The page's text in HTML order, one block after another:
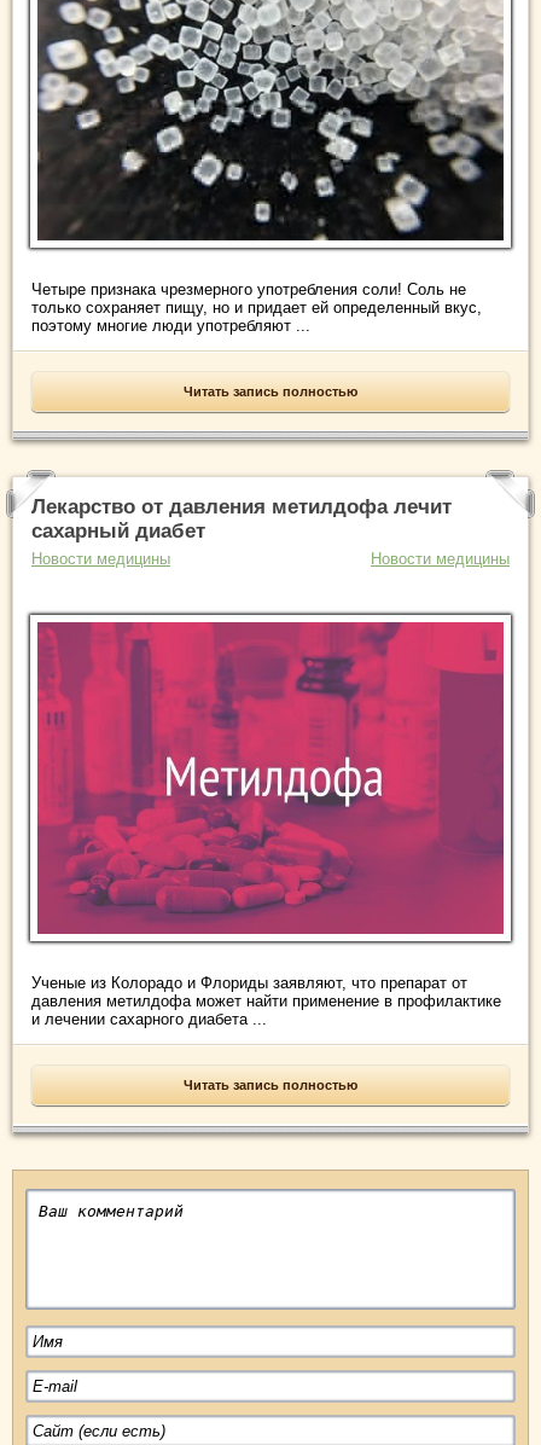
Четыре признака чрезмерного употребления соли! Соль не
только сохраняет пищу, но и придает ей определенный вкус,
поэтому многие люди употребляют ...
Читать запись полностью
Лекарство от давления метилдофа лечит
сахарный диабет
Новости медицины Новости медицины
Ученые из Колорадо и Флориды заявляют, что препарат от
давления метилдофа может найти применение в профилактике
и лечении сахарного диабета ...
Читать запись полностью